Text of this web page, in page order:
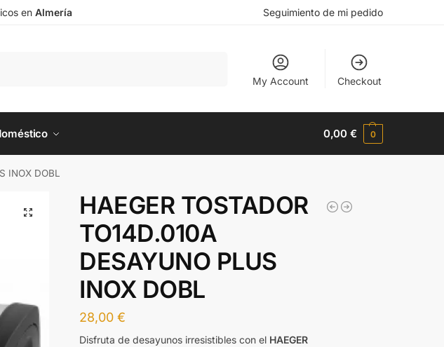
en Almería Seguimiento de mi pedido
My Account Checkout
0,00€ 0
INOX DOBL
HAEGER TOSTADOR
TO14D.010A
DESAYUNO PLUS
INOX DOBL
28,00€
Disfruta de desayunos irresistibles con el HAEGER